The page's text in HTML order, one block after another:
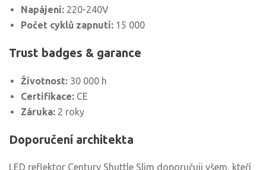
Napájení: 220-240V
Počet cyklů zapnutí: 15 000
Trust badges & garance
Životnost: 30 000 h
Certifikace: CE
Záruka: 2 roky
Doporučení architekta
LED reflektor Century Shuttle Slim doporučuji všem, kteří